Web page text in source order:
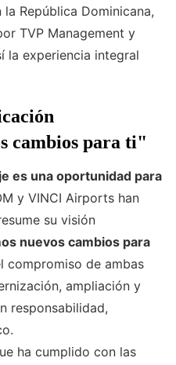
República Dominicana,
TVP Management y
la experiencia integral
cambios para ti"
es una oportunidad para
y VINCI Airports han
su visión
nuevos cambios para
compromiso de ambas
ampliación y
responsabilidad,
ha cumplido con las